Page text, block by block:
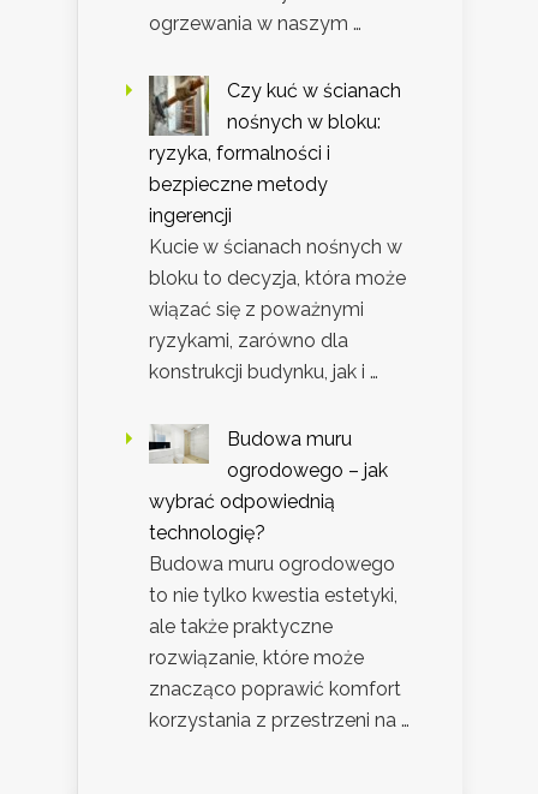
ogrzewania w naszym …
Czy kuć w ścianach
nośnych w bloku:
ryzyka, formalności i
bezpieczne metody
ingerencji
Kucie w ścianach nośnych w
bloku to decyzja, która może
wiązać się z poważnymi
ryzykami, zarówno dla
konstrukcji budynku, jak i …
Budowa muru
ogrodowego – jak
wybrać odpowiednią
technologię?
Budowa muru ogrodowego
to nie tylko kwestia estetyki,
ale także praktyczne
rozwiązanie, które może
znacząco poprawić komfort
korzystania z przestrzeni na …